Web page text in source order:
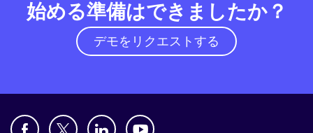
始める準備はできましたか？
デモをリクエストする